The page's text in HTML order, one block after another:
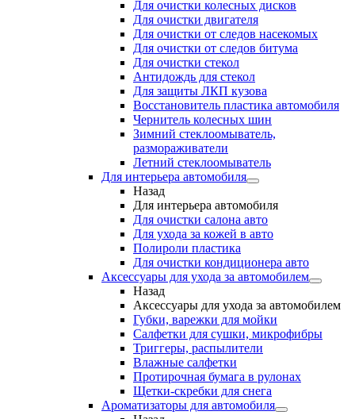
Для очистки колесных дисков
Для очистки двигателя
Для очистки от следов насекомых
Для очистки от следов битума
Для очистки стекол
Антидождь для стекол
Для защиты ЛКП кузова
Восстановитель пластика автомобиля
Чернитель колесных шин
Зимний стеклоомыватель,
размораживатели
Летний стеклоомыватель
Для интерьера автомобиля
Назад
Для интерьера автомобиля
Для очистки салона авто
Для ухода за кожей в авто
Полироли пластика
Для очистки кондиционера авто
Аксессуары для ухода за автомобилем
Назад
Аксессуары для ухода за автомобилем
Губки, варежки для мойки
Салфетки для сушки, микрофибры
Триггеры, распылители
Влажные салфетки
Протирочная бумага в рулонах
Щетки-скребки для снега
Ароматизаторы для автомобиля